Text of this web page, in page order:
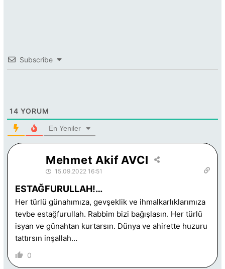
Subscribe
14 YORUM
En Yeniler
Mehmet Akif AVCI
15.09.2022 16:51
ESTAĞFURULLAH!…
Her türlü günahımıza, gevşeklik ve ihmalkarlıklarımıza
tevbe estağfurullah. Rabbim bizi bağışlasın. Her türlü
isyan ve günahtan kurtarsın. Dünya ve ahirette huzuru
tattırsın inşallah…
0